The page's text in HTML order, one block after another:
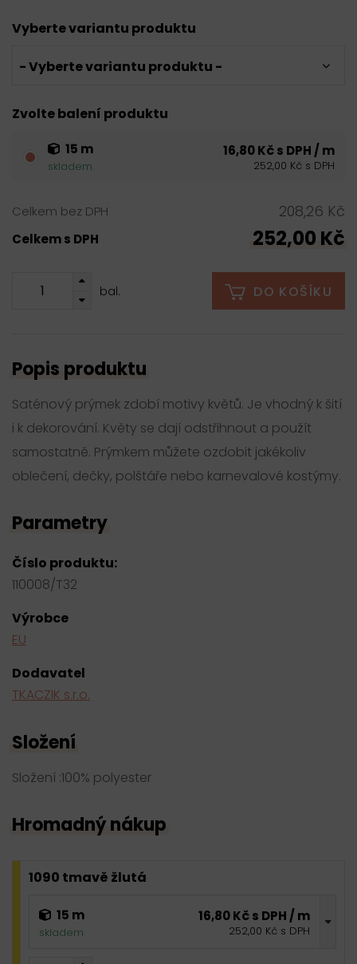
Vyberte variantu produktu
- Vyberte variantu produktu -
Zvolte balení produktu
15 m
skladem
16,80 Kč s DPH / m
252,00 Kč s DPH
Celkem bez DPH 208,26 Kč
Celkem s DPH 252,00 Kč
bal. DO KOŠÍKU
Popis produktu
Saténový prýmek zdobí motivy květů. Je vhodný k šití
i k dekorování. Květy se dají odstřihnout a použít
samostatně. Prýmkem můžete ozdobit jakékoliv
oblečení, dečky, polštáře nebo karnevalové kostýmy.
Parametry
Číslo produktu:
110008/T32
Výrobce
EU
Dodavatel
TKACZIK s.r.o.
Složení
Složení :100% polyester
Hromadný nákup
1090 tmavě žlutá
15 m
skladem
16,80 Kč s DPH / m
252,00 Kč s DPH